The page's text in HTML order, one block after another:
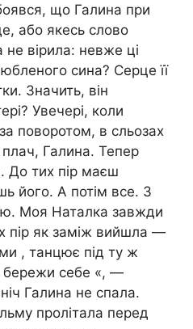
що Галина при
або якесь слово
вірила: невже ці
сина? Серце її
Значить, він
Увечері, коли
поворотом, в сльозах
Галина. Тепер
До тих пір маєш
його. А потім все. З
Моя Наталка завжди
пір як заміж вийшла —
, танцює під ту ж
бережи себе «, —
Галина не спала.
пролітала перед